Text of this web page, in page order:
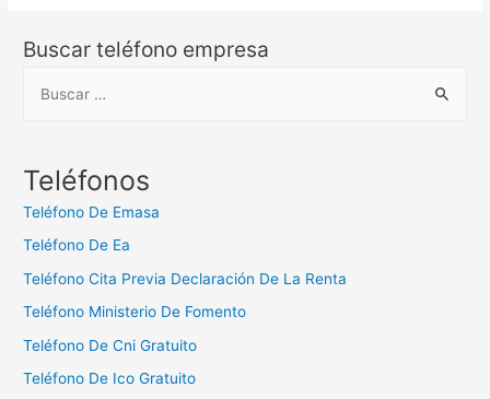
Buscar teléfono empresa
c
Teléfonos
Teléfono De Emasa
Teléfono De Ea
Teléfono Cita Previa Declaración De La Renta
Teléfono Ministerio De Fomento
Teléfono De Cni Gratuito
Teléfono De Ico Gratuito